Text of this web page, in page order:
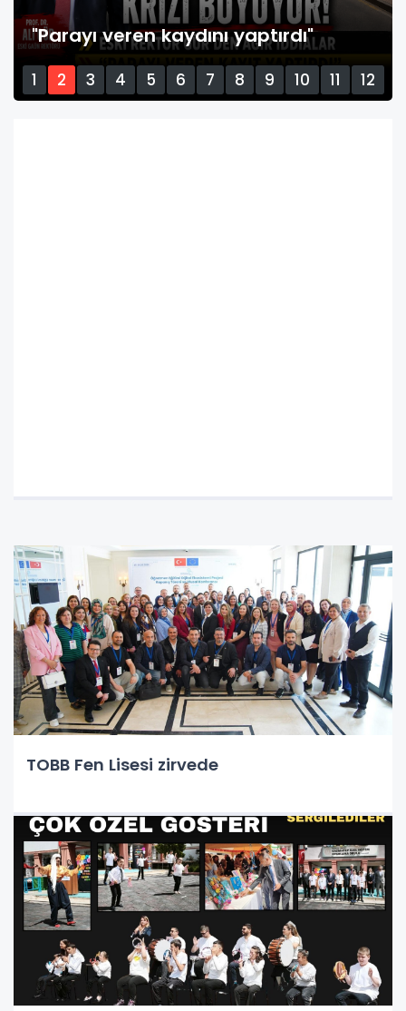
"Parayı veren kaydını yaptırdı"
1 2 3 4 5 6 7 8 9 10 11
12
TOBB Fen Lisesi zirvede